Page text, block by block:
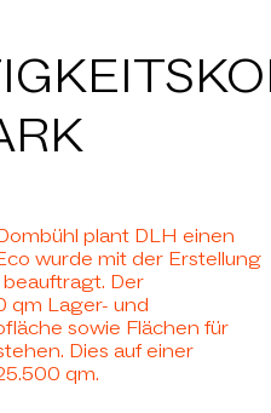
NEWS
LISTplant DLH einen
wurde mit der Erstellung
Der
qm Lager- und
sowie Flächen für
Dies auf einer
qm.